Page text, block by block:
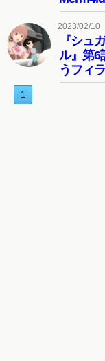
2023/02/10
『シュ
ル』第6
うフィ
1